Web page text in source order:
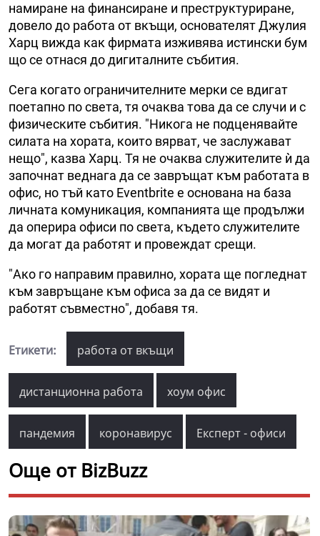
намиране на финансиране и преструктуриране,
довело до работа от вкъщи, основателят Джулия
Харц вижда как фирмата изживява истински бум
що се отнася до дигиталните събития.
Сега когато ограничителните мерки се вдигат
поетапно по света, тя очаква това да се случи и с
физическите събития. "Никога не подценявайте
силата на хората, които вярват, че заслужават
нещо", казва Харц. Тя не очаква служителите ѝ да
започнат веднага да се завръщат към работата в
офис, но тъй като Eventbrite е основана на база
личната комуникация, компанията ще продължи
да оперира офиси по света, където служителите
да могат да работят и провеждат срещи.
"Ако го направим правилно, хората ще погледнат
към завръщане към офиса за да се видят и
работят съвместно", добавя тя.
Етикети: работа от вкъщи
дистанционна работа хоум офис
пандемия коронавирус Експерт - офиси
Още от BizBuzz